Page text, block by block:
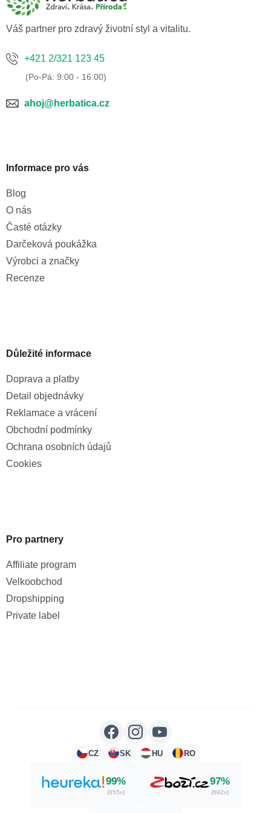
Váš partner pro zdravý životní styl a vitalitu.
+421 2/321 123 45
ahoj@herbatica.cz
Informace pro vás
Blog
O nás
Časté otázky
Darčeková poukážka
Výrobci a značky
Recenze
Důležité informace
Doprava a platby
Detail objednávky
Reklamace a vrácení
Obchodní podmínky
Ochrana osobních údajů
Cookies
Pro partnery
Affiliate program
Velkoobchod
Dropshipping
Private label
CZ SK HU RO
99%
(855x)
97%
(692x)